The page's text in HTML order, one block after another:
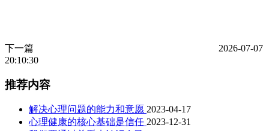
下一篇
2026-07-07
20:10:30
推荐内容
解决心理问题的能力和意愿 2023-04-17
心理健康的核心基础是信任 2023-12-31